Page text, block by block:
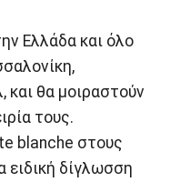
Ελλάδα και όλο
και θα μοιραστούν
τους.
blanche στους
ειδική δίγλωσση